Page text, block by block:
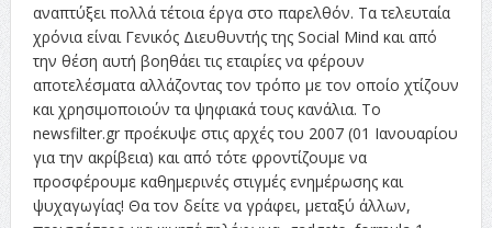
αναπτύξει πολλά τέτοια έργα στο παρελθόν. Τα τελευταία
χρόνια είναι Γενικός Διευθυντής της Social Mind και από
την θέση αυτή βοηθάει τις εταιρίες να φέρουν
αποτελέσματα αλλάζοντας τον τρόπο με τον οποίο χτίζουν
και χρησιμοποιούν τα ψηφιακά τους κανάλια. Το
newsfilter.gr προέκυψε στις αρχές του 2007 (01 Ιανουαρίου
για την ακρίβεια) και από τότε φροντίζουμε να
προσφέρουμε καθημερινές στιγμές ενημέρωσης και
ψυχαγωγίας! Θα τον δείτε να γράφει, μεταξύ άλλων,